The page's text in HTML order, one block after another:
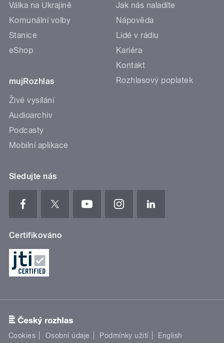
Válka na Ukrajině
Komunální volby
Stanice
eShop
mujRozhlas
Živé vysílání
Audioarchiv
Podcasty
Mobilní aplikace
Jak nás naladíte
Nápověda
Lidé v rádiu
Kariéra
Kontakt
Rozhlasový poplatek
Sledujte nás
Certifikováno
Cookies Osobní údaje Podmínky užití
English